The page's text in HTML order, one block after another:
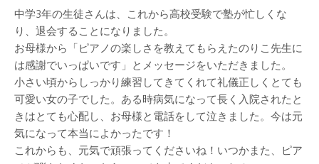
中学3年の生徒さんは、これから高校受験で塾が忙しくな
り、退会することになりました。
お母様から「ピアノの楽しさを教えてもらえたのりこ先生に
は感謝でいっぱいです」とメッセージをいただきました。
小さい頃からしっかり練習してきてくれて礼儀正しくとても
可愛い女の子でした。ある時病気になって長く入院されたと
きはとても心配し、お母様と電話をして泣きました。今は元
気になって本当によかったです！
これからも、元気で頑張ってくださいね！いつかまた、ピア